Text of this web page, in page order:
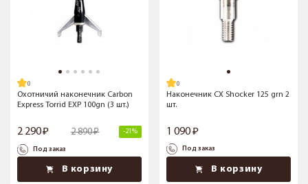
Охотничий наконечник Carbon
Express Torrid EXP 100gn (3 шт.)
2 290 2 890 -21%
Под заказ
В корзину
Наконечник CX Shocker 125 grn 2
шт.
1 090
Под заказ
В корзину